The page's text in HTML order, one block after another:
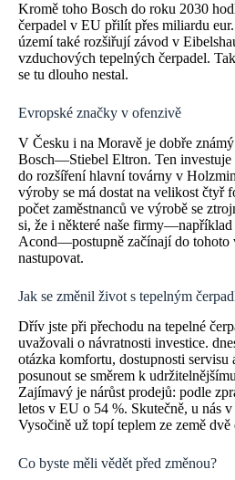
Kromě toho Bosch do roku 2030
čerpadel v EU přilít přes miliardu
území také rozšiřují závod v
vzduchových tepelných čerpadel.
se tu dlouho nestal.
Evropské značky v ofenzivě
V Česku i na Moravě je dobře
Bosch—Stiebel Eltron. Ten
do rozšíření hlavní továrny v
výroby se má dostat na velikost čtyř
počet zaměstnanců ve výrobě se
si, že i některé naše firmy—například
Acond—postupně začínají do tohoto
nastupovat.
Jak se změnil život s tepelným
Dřív jste při přechodu na tepelné
uvažovali o návratnosti investice.
otázka komfortu, dostupnosti servisu
posunout se směrem k
Zajímavý je nárůst prodejů: podle
letos v EU o 54 %. Skutečně, u nás v
Vysočině už topí teplem ze země dvě
Co byste měli vědět před změnou?